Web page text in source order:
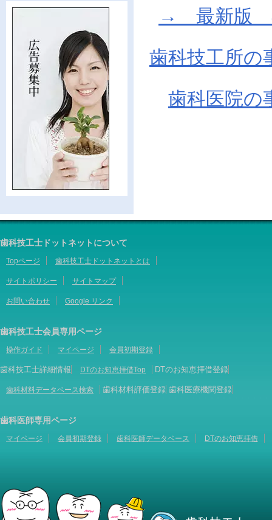
→ 最新版
歯科技工所の
歯科医院の
歯科技工士ドットネットについて
Topページ 歯科技工士ドットネットとは
サイトポリシー サイトマップ
お問い合わせ Google リンク
歯科技工士会員専用ページ
操作ガイド マイページ 会員初期登録
歯科技工士詳細情報 DTのお知恵拝借Top DTのお知恵拝借登録
歯科材料データベース検索 歯科材料評価登録 歯科医療機関登録
歯科医師専用ページ
マイページ 会員初期登録 歯科医師データベース DTのお知恵拝借